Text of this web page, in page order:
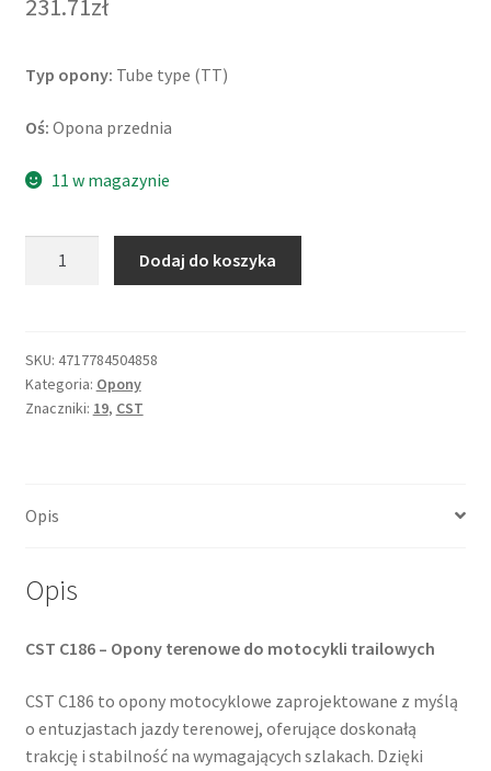
231.71zł
Typ opony: Tube type (TT)
Oś: Opona przednia
11 w magazynie
3.00
-
19
Dodaj do koszyka
SKU: 4717784504858
Kategoria: Opony
Znaczniki: 19, CST
Opis
Opis
CST C186 – Opony terenowe do motocykli trailowych
CST C186 to opony motocyklowe zaprojektowane z myślą
o entuzjastach jazdy terenowej, oferujące doskonałą
trakcję i stabilność na wymagających szlakach. Dzięki